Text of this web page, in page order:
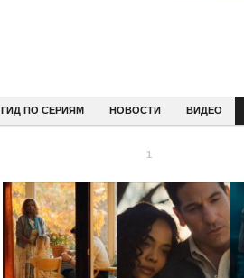
ГИД ПО СЕРИЯМ НОВОСТИ ВИДЕО
1